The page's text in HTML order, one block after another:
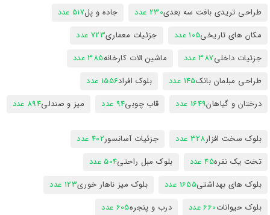
طراحی تریدی بافت سه بعدی230 عدد جاده و پل517 عدد
مکان های تاریخی105 عدد جزئیات معماری723 عدد
جزئیات داخلی387 عدد ماشین الات کارخانه385 عدد
طراحی مبلمان بانک145 عدد بلوک افراد1556 عدد
درختان و گیاهان1649 عدد قاب چوبی94 عدد میز و صندلی894 عدد
بلوک سخت افزار328 عدد جزئیات آسانسور402 عدد
تخت یک نفره45 عدد بلوک مبل راحتی504 عدد
بلوک های بهداشتی1655 عدد بلوک میز ناهار خوری123 عدد
بلوک حیوانات660 عدد درب و پنجره605 عدد